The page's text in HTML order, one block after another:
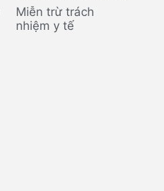
Miễn trừ trách
nhiệm y tế